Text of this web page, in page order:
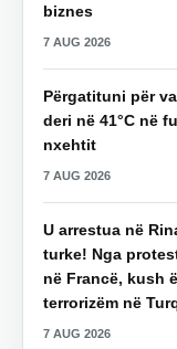
biznes
7 AUG 2026
Përgatituni për
deri në 41°C në
nxehtit
7 AUG 2026
U arrestua në
turke! Nga
në Francë, kush
terrorizëm në
7 AUG 2026